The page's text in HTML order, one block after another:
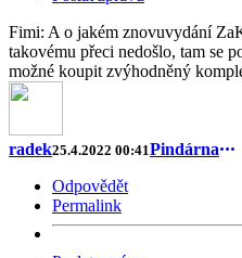
Fimi: A o jakém znovuvydání
takovému přeci nedošlo, tam se
možné koupit zvýhodněný
radek25.4.2022 00:41Pindárna
Odpovědět
Permalink